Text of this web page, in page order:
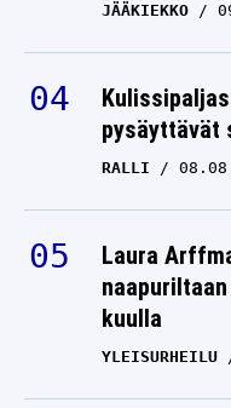
JÄÄKIEKKO
pysäyttävät
RALLI
Laura
kuulla
YLEISURHEILU